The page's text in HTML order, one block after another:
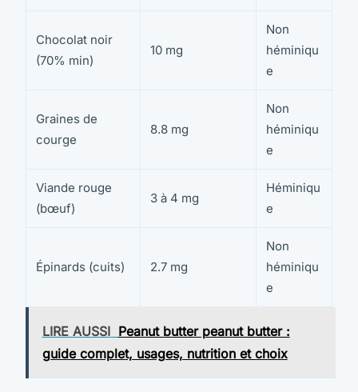
Chocolat noir
(70% min)
10 mg
Non
héminiqu
e
Graines de
courge
8.8 mg
Non
héminiqu
e
Viande rouge
(bœuf)
3 à 4 mg
Héminiqu
e
Épinards (cuits) 2.7 mg
Non
héminiqu
e
LIRE AUSSI Peanut butter peanut butter :
guide complet, usages, nutrition et choix